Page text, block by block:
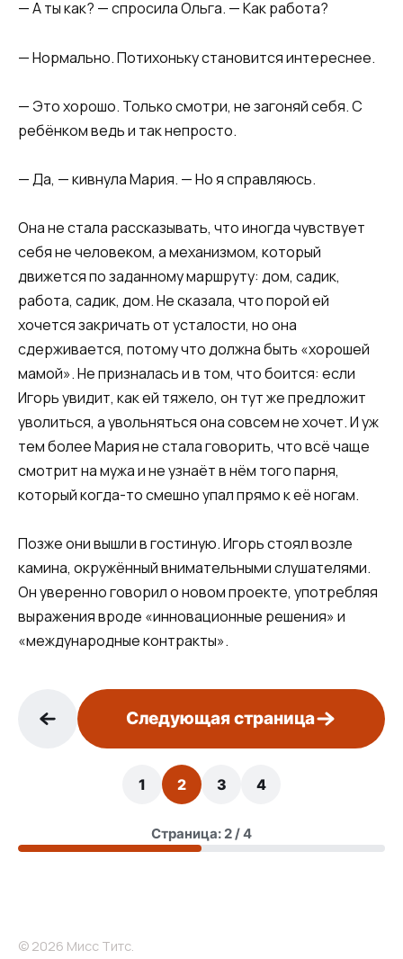
— А ты как? — спросила Ольга. — Как работа?
— Нормально. Потихоньку становится интереснее.
— Это хорошо. Только смотри, не загоняй себя. С
ребёнком ведь и так непросто.
— Да, — кивнула Мария. — Но я справляюсь.
Она не стала рассказывать, что иногда чувствует
себя не человеком, а механизмом, который
движется по заданному маршруту: дом, садик,
работа, садик, дом. Не сказала, что порой ей
хочется закричать от усталости, но она
сдерживается, потому что должна быть «хорошей
мамой». Не призналась и в том, что боится: если
Игорь увидит, как ей тяжело, он тут же предложит
уволиться, а увольняться она совсем не хочет. И уж
тем более Мария не стала говорить, что всё чаще
смотрит на мужа и не узнаёт в нём того парня,
который когда-то смешно упал прямо к её ногам.
Позже они вышли в гостиную. Игорь стоял возле
камина, окружённый внимательными слушателями.
Он уверенно говорил о новом проекте, употребляя
выражения вроде «инновационные решения» и
«международные контракты».
Следующая страница
1 2 3 4
Страница: 2 / 4
© 2026 Мисс Титс.